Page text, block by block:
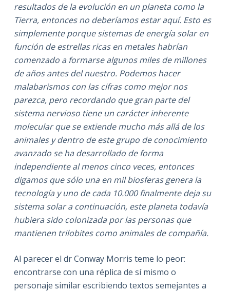
resultados de la evolución en un planeta como la
Tierra, entonces no deberíamos estar aquí. Esto es
simplemente porque sistemas de energía solar en
función de estrellas ricas en metales habrían
comenzado a formarse algunos miles de millones
de años antes del nuestro. Podemos hacer
malabarismos con las cifras como mejor nos
parezca, pero recordando que gran parte del
sistema nervioso tiene un carácter inherente
molecular que se extiende mucho más allá de los
animales y dentro de este grupo de conocimiento
avanzado se ha desarrollado de forma
independiente al menos cinco veces, entonces
digamos que sólo una en mil biosferas genera la
tecnología y uno de cada 10.000 finalmente deja su
sistema solar a continuación, este planeta todavía
hubiera sido colonizada por las personas que
mantienen trilobites como animales de compañía.
Al parecer el dr Conway Morris teme lo peor:
encontrarse con una réplica de sí mismo o
personaje similar escribiendo textos semejantes a